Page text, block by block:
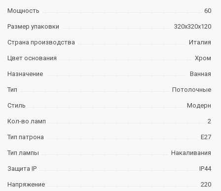
Мощность 60
Размер упаковки 320х320х120
Страна производства Италия
Цвет основания Хром
Назначение Ванная
Тип Потолочные
Стиль Модерн
Кол-во ламп 2
Тип патрона E27
Тип лампы Накаливания
Защита IP IP44
Напряжение 220